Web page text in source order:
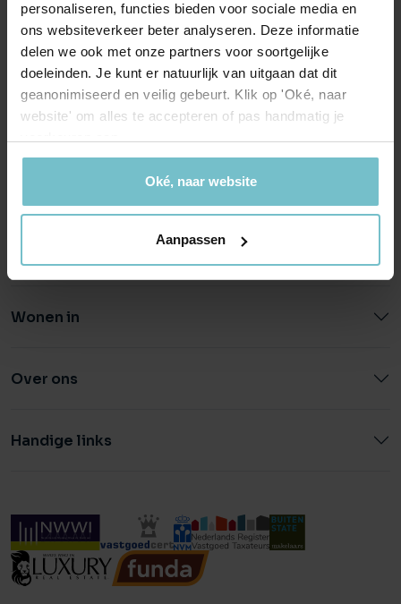
personaliseren, functies bieden voor sociale media en
ons websiteverkeer beter analyseren. Deze informatie
delen we ook met onze partners voor soortgelijke
doeleinden. Je kunt er natuurlijk van uitgaan dat dit
geanonimiseerd en veilig gebeurt. Klik op 'Oké, naar
website' om alles te accepteren of pas handmatig je
Oké, naar website
Aanpassen
Onze kantoren
Helmond
Hoofdstraat 155
info@heuvel.nl
Eindhoven
Aalsterweg 134c
5615 CJ Eindhoven
eindhoven@heuvel.nl
040 - 78 20 849
Wonen in
Over ons
Handige links